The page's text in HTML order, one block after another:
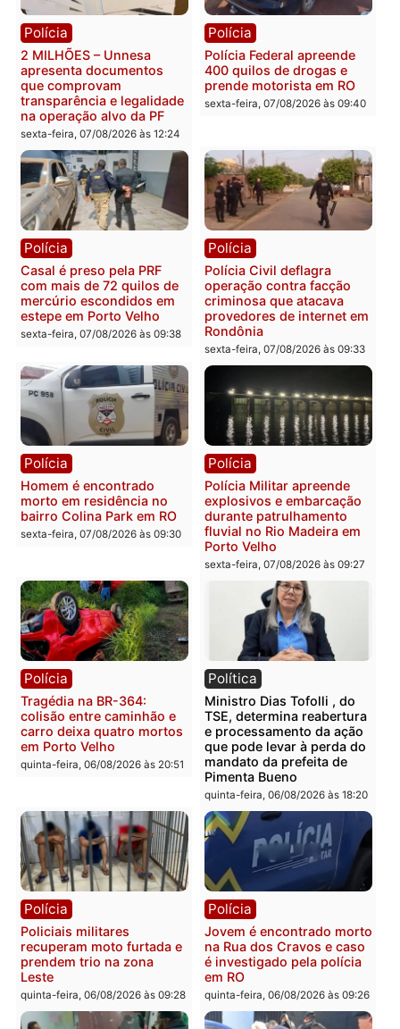
Política
Marcos Rogério apresenta
Plano de Governo com
228 projetos, metas
públicas e
acompanhamento de
resultados
sexta-feira, 07/08/2026 às 18:49
Política
Eleições 2026: Pastor
Evanildo pode ser o
primeiro pastor de
Rondônia na Câmara
Federal
Polícia
2 MILHÕES – Unnesa
apresenta documentos
que comprovam
na operação alvo da PF
sexta-feira, 07/08/2026 às 12:24
Polícia
Polícia Federal apreende
400 quilos de drogas e
prende motorista em RO
sexta-feira, 07/08/2026 às
Polícia
Casal é preso pela PRF
estepe em Porto Velho
sexta-feira, 07/08/2026 às 09:38
Polícia
Polícia Civil deflagra
operação contra facção
criminosa que atacava
provedores de internet
Rondônia
sexta-feira, 07/08/2026 às
Polícia
bairro Colina Park em RO
sexta-feira, 07/08/2026 às 09:30
Polícia
Polícia Militar apreende
explosivos e
durante patrulhamento
fluvial no Rio Madeira em
Porto Velho
sexta-feira, 07/08/2026 às
Polícia
Tragédia na BR-364:
Política
Ministro Dias Tofolli , do